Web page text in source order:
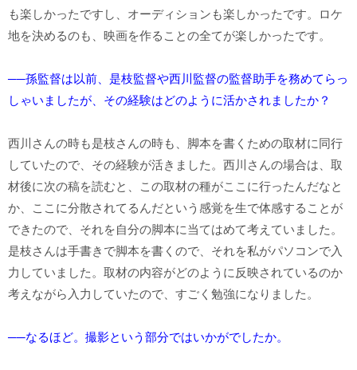
も楽しかったですし、オーディションも楽しかったです。ロケ
地を決めるのも、映画を作ることの全てが楽しかったです。
──孫監督は以前、是枝監督や西川監督の監督助手を務めてらっ
しゃいましたが、その経験はどのように活かされましたか？
西川さんの時も是枝さんの時も、脚本を書くための取材に同行
していたので、その経験が活きました。西川さんの場合は、取
材後に次の稿を読むと、この取材の種がここに行ったんだなと
か、ここに分散されてるんだという感覚を生で体感することが
できたので、それを自分の脚本に当てはめて考えていました。
是枝さんは手書きで脚本を書くので、それを私がパソコンで入
力していました。取材の内容がどのように反映されているのか
考えながら入力していたので、すごく勉強になりました。
──なるほど。撮影という部分ではいかがでしたか。